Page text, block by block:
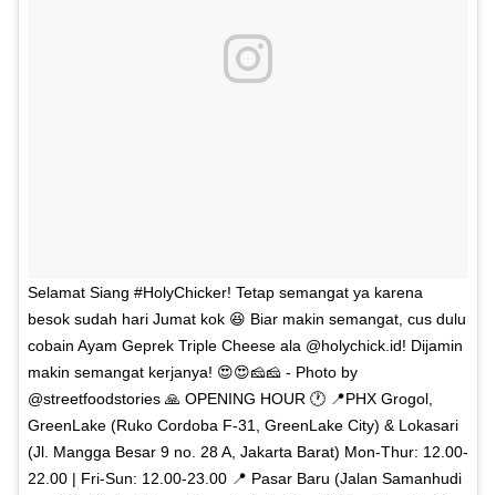
Selamat Siang #HolyChicker! Tetap semangat ya karena
besok sudah hari Jumat kok 😆 Biar makin semangat, cus dulu
cobain Ayam Geprek Triple Cheese ala @holychick.id! Dijamin
makin semangat kerjanya! 😍😍🧀🧀 - Photo by
@streetfoodstories 🙏 OPENING HOUR 🕐 📍PHX Grogol,
GreenLake (Ruko Cordoba F-31, GreenLake City) & Lokasari
(Jl. Mangga Besar 9 no. 28 A, Jakarta Barat) Mon-Thur: 12.00-
22.00 | Fri-Sun: 12.00-23.00 📍 Pasar Baru (Jalan Samanhudi